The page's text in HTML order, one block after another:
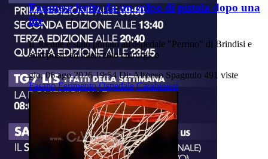
Fasanese ferito da un colpo di pistola dopo una
lite
Il 30enne è stato portato all'ospedale "Perrino" di Brindisi e
sottoposto ad intervento chirurgico
gio, 06 ago 2026 19:54 Di: Alfonso Spagnulo 491 viste
Fasano Ferimento Ospedale Carabinieri